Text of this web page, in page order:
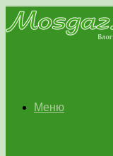
Меню